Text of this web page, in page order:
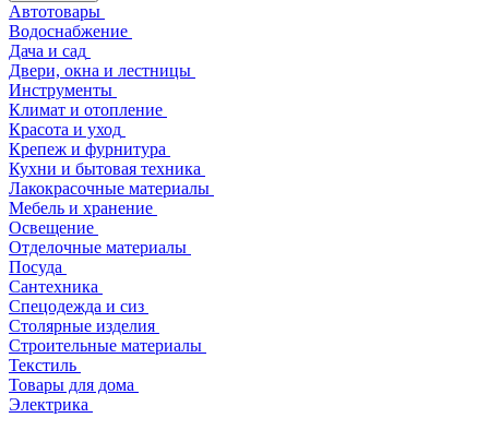
Автотовары
Водоснабжение
Дача и сад
Двери, окна и лестницы
Инструменты
Климат и отопление
Красота и уход
Крепеж и фурнитура
Кухни и бытовая техника
Лакокрасочные материалы
Мебель и хранение
Освещение
Отделочные материалы
Посуда
Сантехника
Спецодежда и сиз
Столярные изделия
Строительные материалы
Текстиль
Товары для дома
Электрика